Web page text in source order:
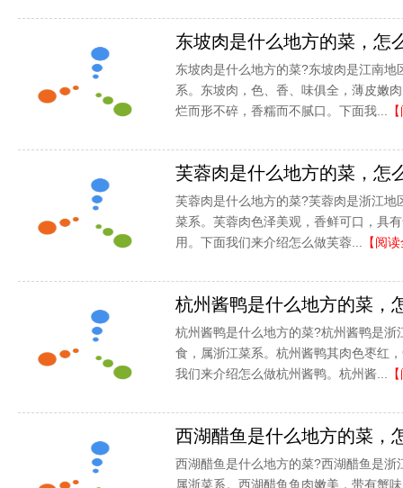
东坡肉是什么地方的菜，怎
东坡肉是什么地方的菜?东坡肉是江南地
系。东坡肉，色、香、味俱全，薄皮嫩
烂而形不碎，香糯而不腻口。下面我...
芙蓉肉是什么地方的菜，怎
芙蓉肉是什么地方的菜?芙蓉肉是浙江地
菜系。芙蓉肉色泽美观，香鲜可口，具
用。下面我们来介绍怎么做芙蓉...
【阅
杭州酱鸭是什么地方的菜，
杭州酱鸭是什么地方的菜?杭州酱鸭是浙
食，属浙江菜系。杭州酱鸭其肉色枣红
我们来介绍怎么做杭州酱鸭。杭州酱...
西湖醋鱼是什么地方的菜，
西湖醋鱼是什么地方的菜?西湖醋鱼是浙
属浙菜系。西湖醋鱼鱼肉嫩美，带有蟹